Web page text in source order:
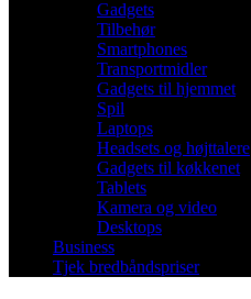
Gadgets
Tilbehør
Smartphones
Transportmidler
Gadgets til hjemmet
Spil
Laptops
Headsets og højttalere
Gadgets til køkkenet
Tablets
Kamera og video
Desktops
Business
Tjek bredbåndspriser